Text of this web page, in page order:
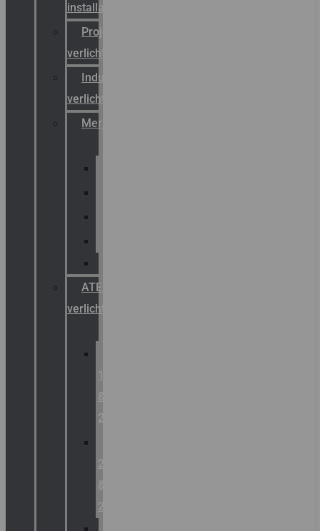
installateurs
Projectreferenties
verlichting
Industriële
verlichting
Merken
ATEX
verlichting
1
&
2
21
&
22